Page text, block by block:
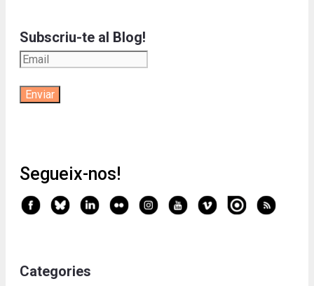
Subscriu-te al Blog!
Segueix-nos!
Categories